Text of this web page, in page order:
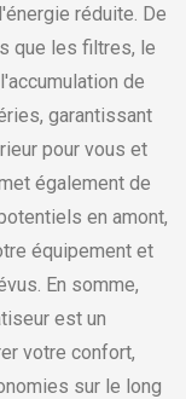
réduite. De
que les filtres, le
de
garantissant
pour vous et
également de
en amont,
équipement et
En somme,
est un
votre confort,
sur le long